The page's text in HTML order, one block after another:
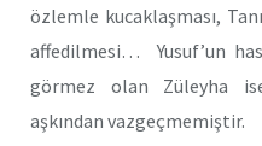
özlemle kucaklaşması,
affedilmesi… Yusuf’un
görmez olan Züleyha
aşkından vazgeçmemiştir.